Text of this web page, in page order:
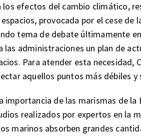
efectos del cambio climático,
provocada por el cese
tema de debate últimamente
las administraciones un plan de
Para atender esta necesidad,
aquellos puntos más débiles y
importancia de las marismas de
realizados por expertos en la
marinos absorben grandes